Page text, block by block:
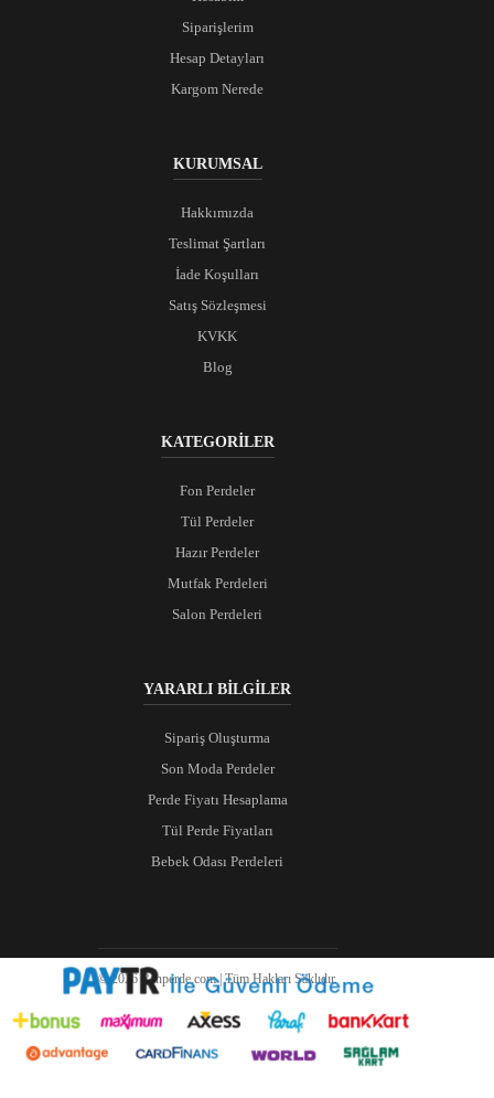
Siparişlerim
Hesap Detayları
Kargom Nerede
KURUMSAL
Hakkımızda
Teslimat Şartları
İade Koşulları
Satış Sözleşmesi
KVKK
Blog
KATEGORİLER
Fon Perdeler
Tül Perdeler
Hazır Perdeler
Mutfak Perdeleri
Salon Perdeleri
YARARLI BİLGİLER
Sipariş Oluşturma
Son Moda Perdeler
Perde Fiyatı Hesaplama
Tül Perde Fiyatları
Bebek Odası Perdeleri
© 2026 Ranperde.com | Tüm Hakları Saklıdır.